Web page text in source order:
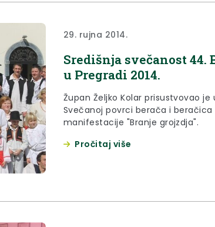
29. rujna 2014.
Središnja svečanost 44.
u Pregradi 2014.
Župan Željko Kolar prisustvovao je
Svečanoj povrci berača i beračica
manifestacije "Branje grojzdja".
Pročitaj više